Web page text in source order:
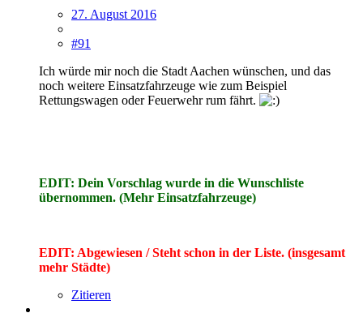
27. August 2016
#91
Ich würde mir noch die Stadt Aachen wünschen, und das
noch weitere Einsatzfahrzeuge wie zum Beispiel
Rettungswagen oder Feuerwehr rum fährt.
EDIT: Dein Vorschlag wurde in die Wunschliste
übernommen. (Mehr Einsatzfahrzeuge)
EDIT: Abgewiesen / Steht schon in der Liste. (insgesamt
mehr Städte)
Zitieren